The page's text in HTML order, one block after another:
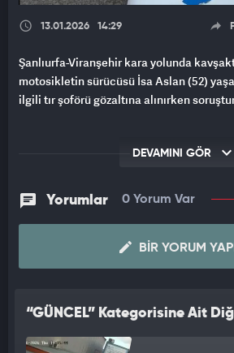
13.01.2026 14:29
Şanlıurfa-Viranşehir kara yolunda
motosikletin sürücüsü İsa Aslan (52)
ilgili tır şoförü gözaltına alınırken
DEVAMINI GÖR
Yorumlar 0 Yorum Var
BIR YORUM
“GÜNCEL” Kategorisine Ait